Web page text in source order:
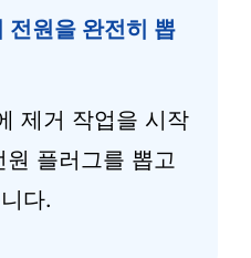
전원을 완전히 뽑
제거 작업을 시작
플러그를 뽑고
다.